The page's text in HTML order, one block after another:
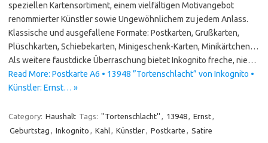
speziellen Kartensortiment, einem vielfältigen Motivangebot
renommierter Künstler sowie Ungewöhnlichem zu jedem Anlass.
Klassische und ausgefallene Formate: Postkarten, Grußkarten,
Plüschkarten, Schiebekarten, Minigeschenk-Karten, Minikärtchen…
Als weitere faustdicke Überraschung bietet Inkognito freche, nie…
Read More: Postkarte A6 • 13948 ”Tortenschlacht” von Inkognito •
Künstler: Ernst… »
Category: Haushalt Tags: ''Tortenschlacht'' , 13948, Ernst,
Geburtstag , Inkognito , Kahl, Künstler, Postkarte , Satire